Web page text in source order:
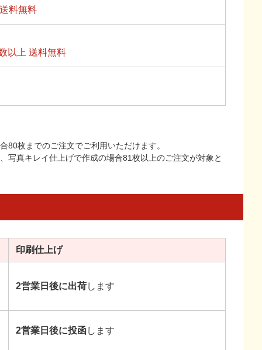
料無料
以上 送料無料
枚までのご注文でご利用いただけます。
写真キレイ仕上げで作成の場合81枚以上のご注文が対象と
印刷仕上げ
2営業日後に出荷します
2営業日後に投函します